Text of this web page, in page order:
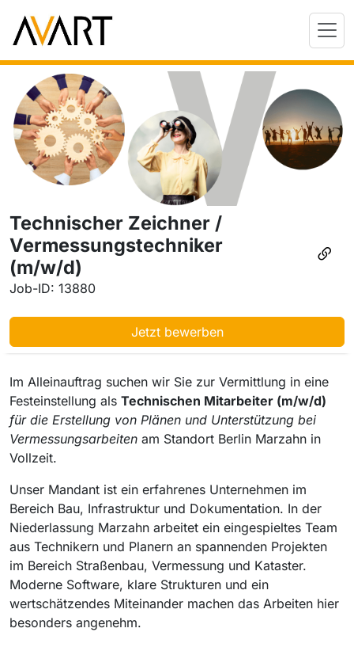
Technischer Zeichner /
Vermessungstechniker
(m/w/d)
Job-ID: 13880
Jetzt bewerben
Im Alleinauftrag suchen wir Sie zur Vermittlung in eine
Festeinstellung als Technischen Mitarbeiter (m/w/d)
für die Erstellung von Plänen und Unterstützung bei
Vermessungsarbeiten am Standort Berlin Marzahn in
Vollzeit.
Unser Mandant ist ein erfahrenes Unternehmen im
Bereich Bau, Infrastruktur und Dokumentation. In der
Niederlassung Marzahn arbeitet ein eingespieltes Team
aus Technikern und Planern an spannenden Projekten
im Bereich Straßenbau, Vermessung und Kataster.
Moderne Software, klare Strukturen und ein
wertschätzendes Miteinander machen das Arbeiten hier
besonders angenehm.